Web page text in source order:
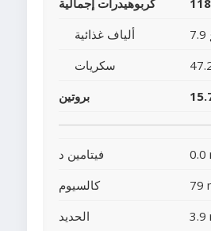
كربوهيدرات إجمالية
ألياف غذائية
7.9
سكريات
بروتين
فيتامين د 0.0
كالسيوم
79
الحديد
3.9